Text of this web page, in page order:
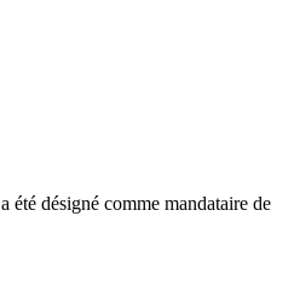
désigné comme mandataire de